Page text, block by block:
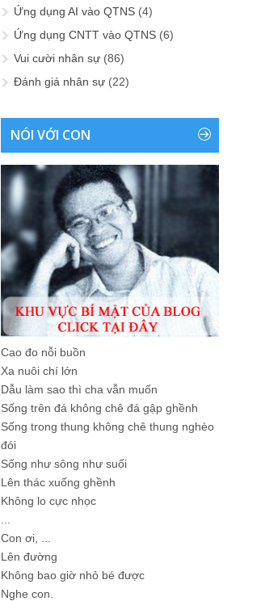
Ứng dụng AI vào QTNS (4)
Ứng dụng CNTT vào QTNS (6)
Vui cười nhân sự (86)
Đánh giá nhân sự (22)
NÓI VỚI CON
Cao đo nỗi buồn
Xa nuôi chí lớn
Dẫu làm sao thì cha vẫn muốn
Sống trên đá không chê đá gập ghềnh
Sống trong thung không chê thung nghèo
đói
Sống như sông như suối
Lên thác xuống ghềnh
Không lo cực nhọc
Con ơi, ...
Lên đường
Không bao giờ nhỏ bé được
Nghe con.